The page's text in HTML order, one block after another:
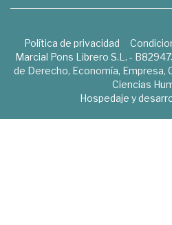
Política de privacidad
Marcial Pons Librero S.L. -
de Derecho, Economía, Empresa,
Ciencias
Hospedaje y